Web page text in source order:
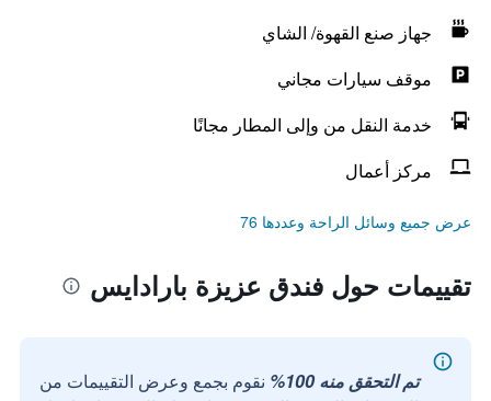
جهاز صنع القهوة/ الشاي
موقف سيارات مجاني
خدمة النقل من وإلى المطار مجانًا
مركز أعمال
عرض جميع وسائل الراحة وعددها 76
تقييمات حول فندق عزيزة بارادايس
تم التحقق منه 100%
نقوم بجمع وعرض التقييمات من